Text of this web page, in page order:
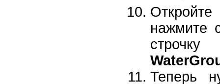
нажмите
Теперь